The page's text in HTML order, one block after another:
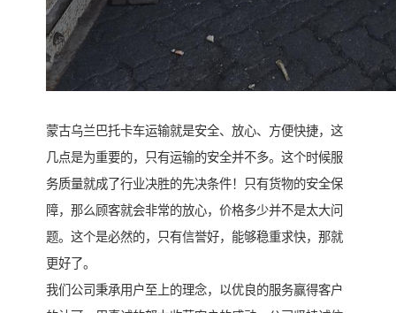
蒙古乌兰巴托卡车运输就是安全、放心、方便快捷，这
几点是为重要的，只有运输的安全并不多。这个时候服
务质量就成了行业决胜的先决条件！只有货物的安全保
障，那么顾客就会非常的放心，价格多少并不是太大问
题。这个是必然的，只有信誉好，能够稳重求快，那就
更好了。
我们公司秉承用户至上的理念，以优良的服务赢得客户